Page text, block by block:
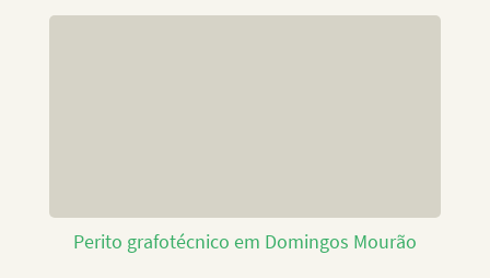
Perito grafotécnico em Domingos Mourão